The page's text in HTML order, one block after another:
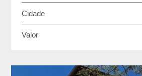
Cidade
Valor